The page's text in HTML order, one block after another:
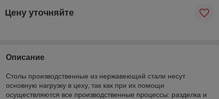
Цену уточняйте
Описание
Столы производственные из нержавеющей стали несут
основную нагрузку в цеху, так как при их помощи
осуществляются все производственные процессы: разделка и